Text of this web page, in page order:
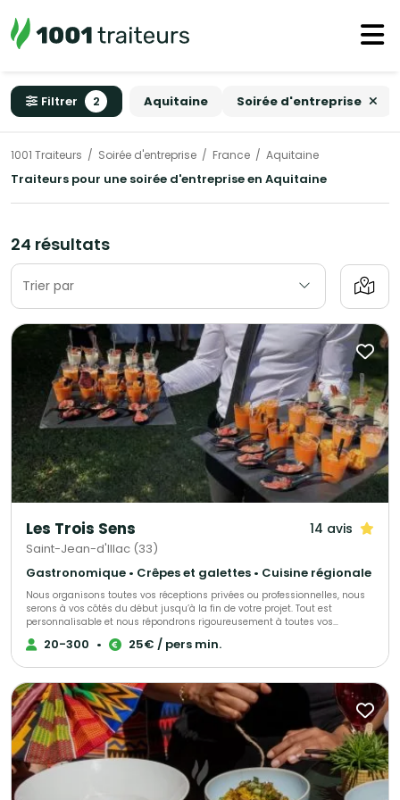
Filtrer 2 Aquitaine Soirée d'entreprise
1001 Traiteurs Soirée d'entreprise France Aquitaine
Traiteurs pour une soirée d'entreprise en Aquitaine
24 résultats
Trier par
Les Trois Sens 14 avis
Saint-Jean-d'Illac (33)
Gastronomique • Crêpes et galettes • Cuisine régionale
Nous organisons toutes vos réceptions privées ou professionnelles, nous
serons à vos côtés du début jusqu’à la fin de votre projet. Tout est
personnalisable et nous répondrons rigoureusement à toutes vos
demandes, envies et exigences pour faire de ce projet un moment unique.
20-300 • 25€ / pers min.